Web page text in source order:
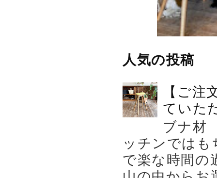
人気の投稿
【ご
ていた
ブナ材
ッチンでは
で楽な時間の